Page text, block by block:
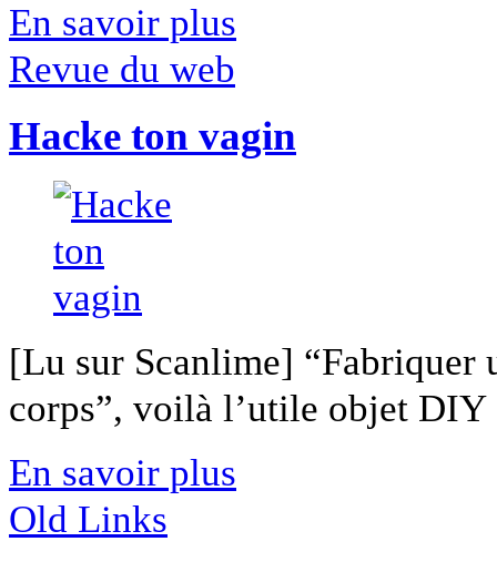
En savoir plus
Revue du web
Hacke ton vagin
[Lu sur Scanlime] “Fabriquer
corps”, voilà l’utile objet
En savoir plus
Old Links